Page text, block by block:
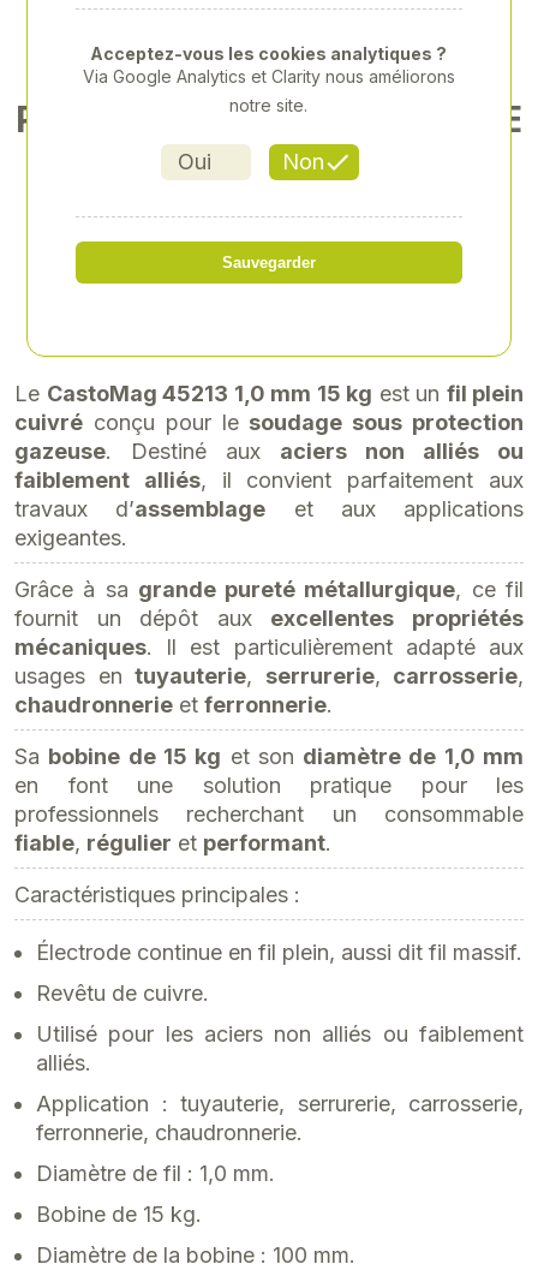
POUR LE SOUDAGE DES ACIE
RS NON ALLIÉS
Référence: XH-XH452131015
74,54 € HT
Le CastoMag 45213 1,0 mm 15 kg est un fil plein
cuivré conçu pour le soudage sous protection
gazeuse. Destiné aux aciers non alliés ou
faiblement alliés, il convient parfaitement aux
travaux d’assemblage et aux applications
exigeantes.
Grâce à sa grande pureté métallurgique, ce fil
fournit un dépôt aux excellentes propriétés
mécaniques. Il est particulièrement adapté aux
usages en tuyauterie, serrurerie, carrosserie,
chaudronnerie et ferronnerie.
Sa bobine de 15 kg et son diamètre de 1,0 mm
en font une solution pratique pour les
professionnels recherchant un consommable
fiable, régulier et performant.
Caractéristiques principales :
Électrode continue en fil plein, aussi dit fil massif.
Revêtu de cuivre.
Utilisé pour les aciers non alliés ou faiblement
alliés.
Application : tuyauterie, serrurerie, carrosserie,
ferronnerie, chaudronnerie.
Diamètre de fil : 1,0 mm.
Bobine de 15 kg.
Diamètre de la bobine : 100 mm.
Oui Non
Acceptez-vous les cookies analytiques ?
Via Google Analytics et Clarity nous améliorons
notre site.
Sauvegarder